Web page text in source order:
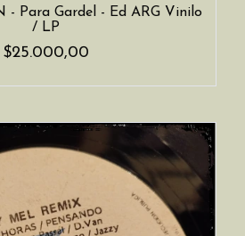
- Para Gardel - Ed ARG Vinilo
/ LP
$25.000,00